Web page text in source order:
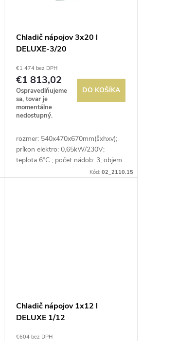
Chladič nápojov 3x20 l
DELUXE-3/20
€1 474 bez DPH
€1 813,02
Ospravedlňujeme
sa, tovar je
momentálne
nedostupný.
DO KOŠÍKA
rozmer: 540x470x670mm(šxhxv);
príkon elektro: 0,65kW/230V;
teplota 6°C ; počet nádob: 3; objem
nádoby: 20 l; samostatné ovládanie
Kód: 02_2110.15
Chladič nápojov 1x12 l
DELUXE 1/12
€604 bez DPH